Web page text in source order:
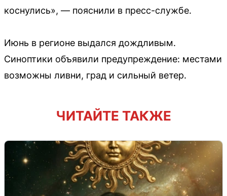
коснулись», — пояснили в пресс-службе.
Июнь в регионе выдался дождливым.
Синоптики объявили предупреждение: местами
возможны ливни, град и сильный ветер.
ЧИТАЙТЕ ТАКЖЕ